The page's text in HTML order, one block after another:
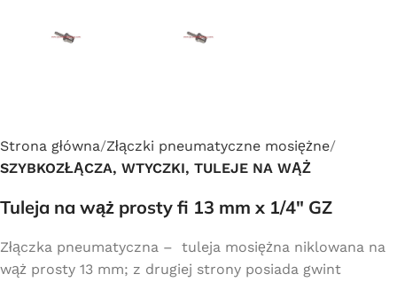
Strona główna Złączki pneumatyczne mosiężne
SZYBKOZŁĄCZA, WTYCZKI, TULEJE NA WĄŻ
Tuleja na wąż prosty fi 13 mm x 1/4″ GZ
Złączka pneumatyczna – tuleja mosiężna niklowana na
wąż prosty 13 mm; z drugiej strony posiada gwint